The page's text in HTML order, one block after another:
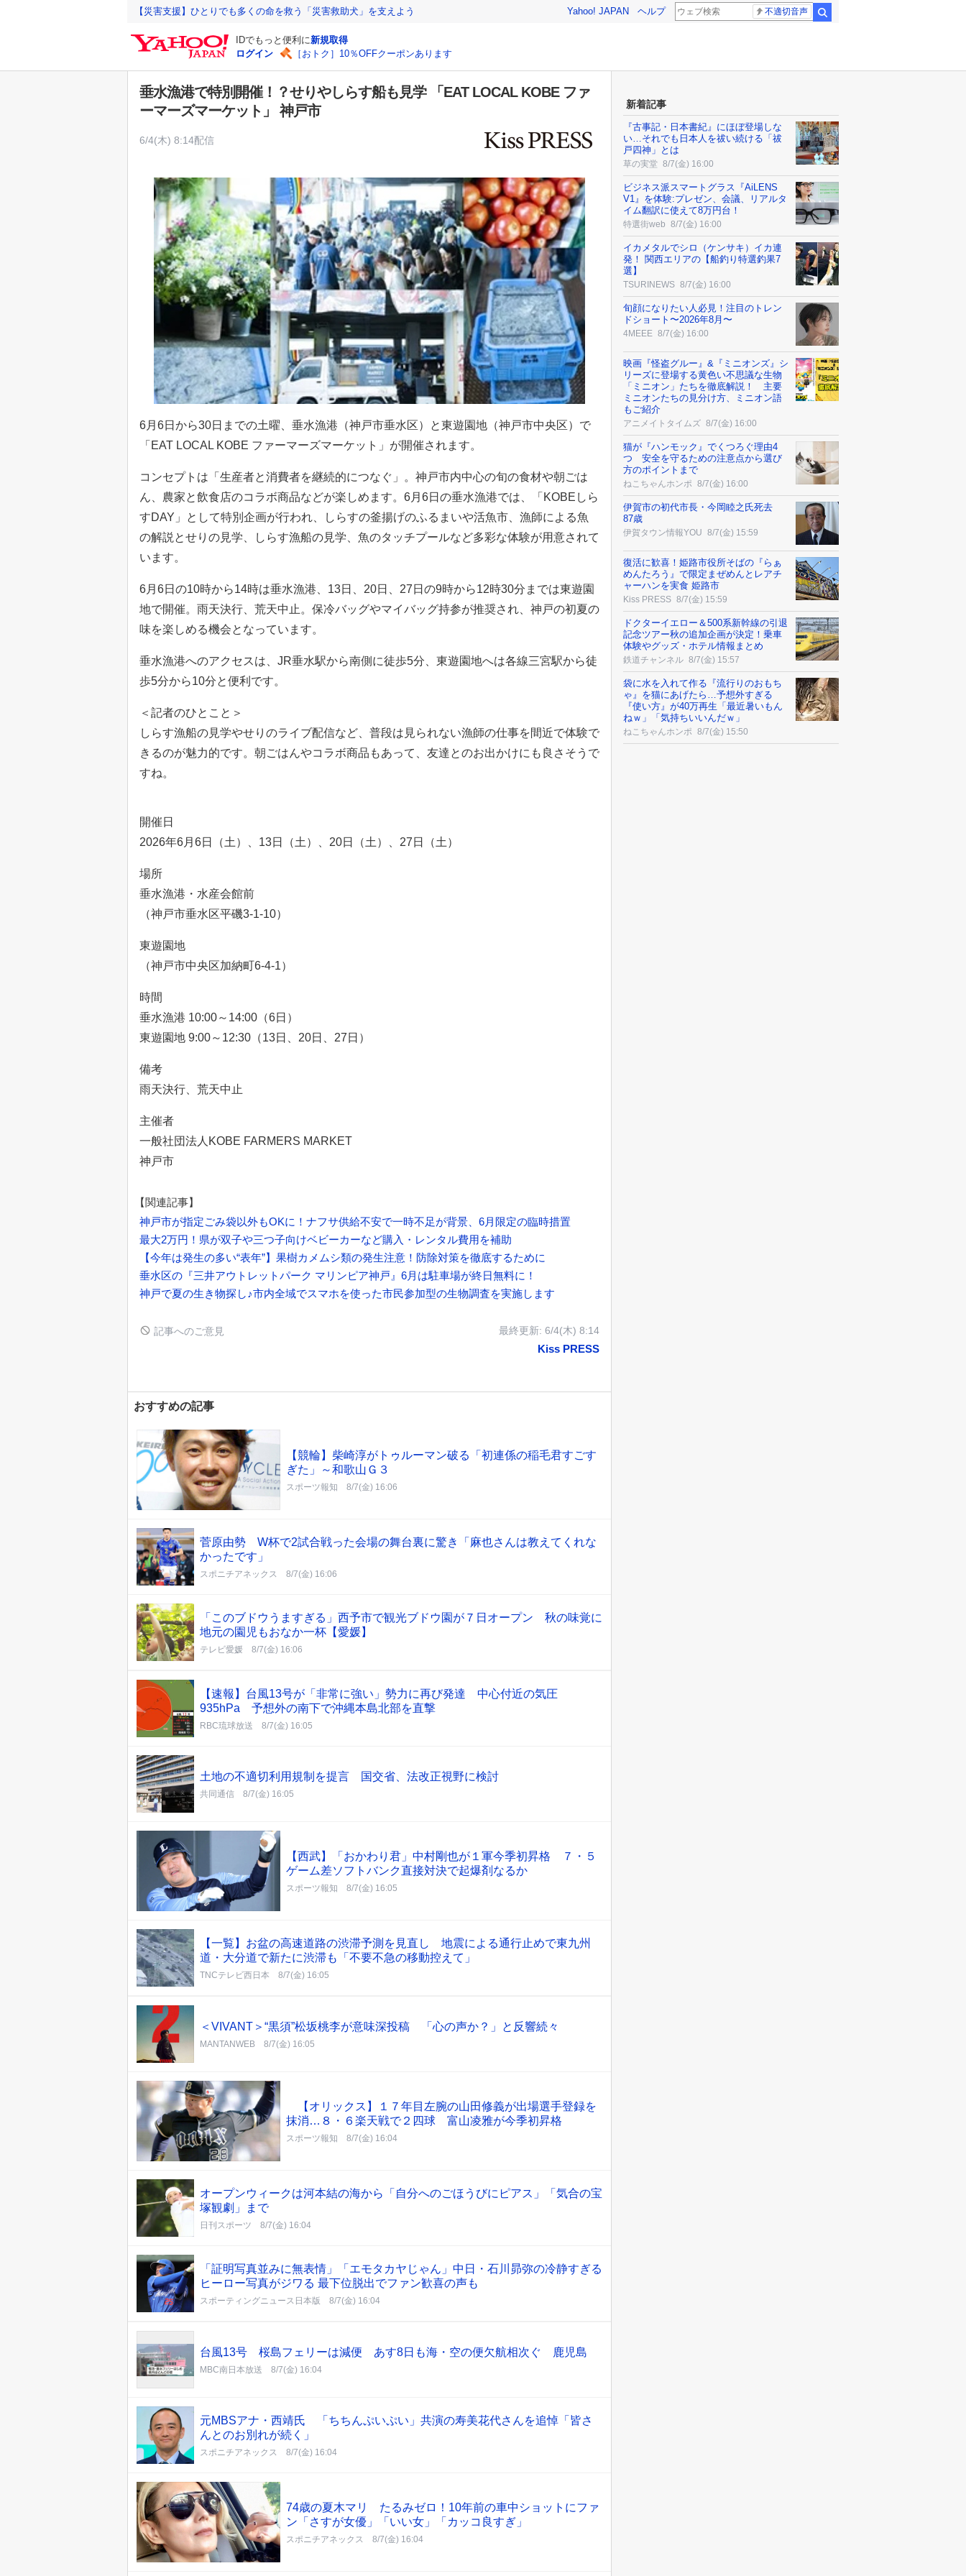
【災害支援】ひとりでも多くの命を救う「災害救助犬」を支えよう Yahoo! JAPAN ヘルプ 不適切音声
IDでもっと便利に新規取得
ログイン
［おトク］10％OFFクーポンあります
垂水漁港で特別開催！？せりやしらす船も見学 「EAT LOCAL KOBE ファ
ーマーズマーケット」 神戸市
6/4(木) 8:14配信
6月6日から30日までの土曜、垂水漁港（神戸市垂水区）と東遊園地（神戸市中央区）で
「EAT LOCAL KOBE ファーマーズマーケット」が開催されます。
コンセプトは「生産者と消費者を継続的につなぐ」。神戸市内中心の旬の食材や朝ごは
ん、農家と飲食店のコラボ商品などが楽しめます。6月6日の垂水漁港では、「KOBEしら
すDAY」として特別企画が行われ、しらすの釜揚げのふるまいや活魚市、漁師による魚
の解説とせりの見学、しらす漁船の見学、魚のタッチプールなど多彩な体験が用意されて
います。
6月6日の10時から14時は垂水漁港、13日、20日、27日の9時から12時30分までは東遊園
地で開催。雨天決行、荒天中止。保冷バッグやマイバッグ持参が推奨され、神戸の初夏の
味を楽しめる機会となっています。
垂水漁港へのアクセスは、JR垂水駅から南側に徒歩5分、東遊園地へは各線三宮駅から徒
歩5分から10分と便利です。
＜記者のひとこと＞
しらす漁船の見学やせりのライブ配信など、普段は見られない漁師の仕事を間近で体験で
きるのが魅力的です。朝ごはんやコラボ商品もあって、友達とのお出かけにも良さそうで
すね。
開催日
2026年6月6日（土）、13日（土）、20日（土）、27日（土）
場所
垂水漁港・水産会館前
（神戸市垂水区平磯3-1-10）
東遊園地
（神戸市中央区加納町6-4-1）
時間
垂水漁港 10:00～14:00（6日）
東遊園地 9:00～12:30（13日、20日、27日）
備考
雨天決行、荒天中止
主催者
一般社団法人KOBE FARMERS MARKET
神戸市
【関連記事】
神戸市が指定ごみ袋以外もOKに！ナフサ供給不安で一時不足が背景、6月限定の臨時措置
最大2万円！県が双子や三つ子向けベビーカーなど購入・レンタル費用を補助
【今年は発生の多い“表年”】果樹カメムシ類の発生注意！防除対策を徹底するために
垂水区の『三井アウトレットパーク マリンピア神戸』6月は駐車場が終日無料に！
神戸で夏の生き物探し♪市内全域でスマホを使った市民参加型の生物調査を実施します
記事へのご意見 最終更新: 6/4(木) 8:14
Kiss PRESS
おすすめの記事
【競輪】柴崎淳がトゥルーマン破る「初連係の稲毛君すごす
ぎた」～和歌山Ｇ３
スポーツ報知 8/7(金) 16:06
菅原由勢 W杯で2試合戦った会場の舞台裏に驚き「麻也さんは教えてくれな
かったです」
スポニチアネックス 8/7(金) 16:06
「このブドウうますぎる」西予市で観光ブドウ園が７日オープン 秋の味覚に
地元の園児もおなか一杯【愛媛】
テレビ愛媛 8/7(金) 16:06
【速報】台風13号が「非常に強い」勢力に再び発達 中心付近の気圧
935hPa 予想外の南下で沖縄本島北部を直撃
RBC琉球放送 8/7(金) 16:05
土地の不適切利用規制を提言 国交省、法改正視野に検討
共同通信 8/7(金) 16:05
【西武】「おかわり君」中村剛也が１軍今季初昇格 ７・５
ゲーム差ソフトバンク直接対決で起爆剤なるか
スポーツ報知 8/7(金) 16:05
【一覧】お盆の高速道路の渋滞予測を見直し 地震による通行止めで東九州
道・大分道で新たに渋滞も「不要不急の移動控えて」
TNCテレビ西日本 8/7(金) 16:05
＜VIVANT＞“黒須”松坂桃李が意味深投稿 「心の声か？」と反響続々
MANTANWEB 8/7(金) 16:05
【オリックス】１７年目左腕の山田修義が出場選手登録を
抹消…８・６楽天戦で２四球 富山凌雅が今季初昇格
スポーツ報知 8/7(金) 16:04
オープンウィークは河本結の海から「自分へのごほうびにピアス」「気合の宝
塚観劇」まで
日刊スポーツ 8/7(金) 16:04
「証明写真並みに無表情」「エモタカヤじゃん」中日・石川昴弥の冷静すぎる
ヒーロー写真がジワる 最下位脱出でファン歓喜の声も
スポーティングニュース日本版 8/7(金) 16:04
台風13号 桜島フェリーは減便 あす8日も海・空の便欠航相次ぐ 鹿児島
MBC南日本放送 8/7(金) 16:04
元MBSアナ・西靖氏 「ちちんぷいぷい」共演の寿美花代さんを追悼「皆さ
んとのお別れが続く」
スポニチアネックス 8/7(金) 16:04
74歳の夏木マリ たるみゼロ！10年前の車中ショットにファ
ン「さすが女優」「いい女」「カッコ良すぎ」
スポニチアネックス 8/7(金) 16:04
新着記事
『古事記・日本書紀』にほぼ登場しな
い…それでも日本人を祓い続ける「祓
戸四神」とは
草の実堂 8/7(金) 16:00
ビジネス派スマートグラス『AiLENS
V1』を体験:プレゼン、会議、リアルタ
イム翻訳に使えて8万円台！
特選街web 8/7(金) 16:00
イカメタルでシロ（ケンサキ）イカ連
発！ 関西エリアの【船釣り特選釣果7
選】
TSURINEWS 8/7(金) 16:00
旬顔になりたい人必見！注目のトレン
ドショート〜2026年8月〜
4MEEE 8/7(金) 16:00
映画『怪盗グルー』&『ミニオンズ』シ
リーズに登場する黄色い不思議な生物
「ミニオン」たちを徹底解説！ 主要
ミニオンたちの見分け方、ミニオン語
もご紹介
アニメイトタイムズ 8/7(金) 16:00
猫が『ハンモック』でくつろぐ理由4
つ 安全を守るための注意点から選び
方のポイントまで
ねこちゃんホンポ 8/7(金) 16:00
伊賀市の初代市長・今岡睦之氏死去
87歳
伊賀タウン情報YOU 8/7(金) 15:59
復活に歓喜！姫路市役所そばの『らぁ
めんたろう』で限定まぜめんとレアチ
ャーハンを実食 姫路市
Kiss PRESS 8/7(金) 15:59
ドクターイエロー＆500系新幹線の引退
記念ツアー秋の追加企画が決定！乗車
体験やグッズ・ホテル情報まとめ
鉄道チャンネル 8/7(金) 15:57
袋に水を入れて作る『流行りのおもち
ゃ』を猫にあげたら…予想外すぎる
『使い方』が40万再生「最近暑いもん
ねｗ」「気持ちいいんだｗ」
ねこちゃんホンポ 8/7(金) 15:50